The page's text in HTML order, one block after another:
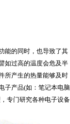
能的同时，也导致了其
如过高的温度会危及半
所产生的热量能够及时
子产品(如：笔记本电脑
专门研究各种电子设备